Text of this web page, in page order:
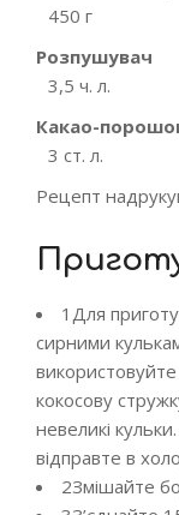
450 г
Розпушувач
3,5 ч. л.
Какао-
3 ст. л.
Рецепт
1 Для
сирними
кокосову
невеликі
відправте в
2Змішайте